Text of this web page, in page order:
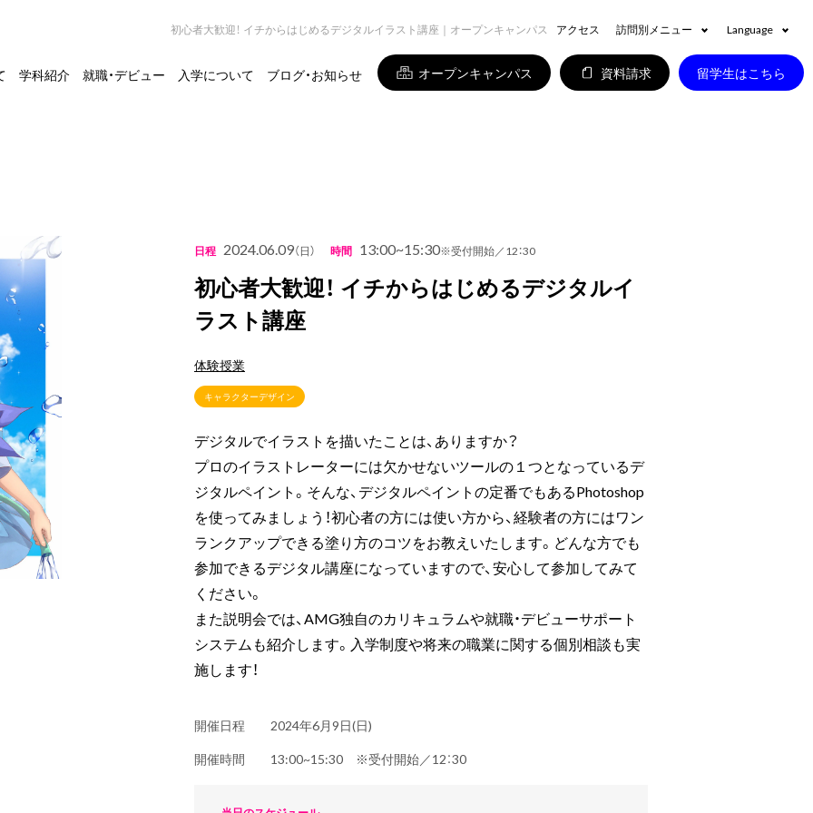
アクセス 訪問別メニュー Language
学科紹介 就職・デビュー 入学について ブログ・お知らせ オープンキャンパス 資料請求 留学生はこちら
初心者大歓迎！ イチからはじめるデジタルイラスト講座｜オープンキャンパス
日程 2024.06.09（日） 時間 13:00~15:30※受付開始／12：30
初心者大歓迎！ イチからはじめるデジタルイ
ラスト講座
体験授業
キャラクターデザイン
デジタルでイラストを描いたことは、ありますか？
プロのイラストレーターには欠かせないツールの１つとなっているデ
ジタルペイント。そんな、デジタルペイントの定番でもあるPhotoshop
を使ってみましょう！初心者の方には使い方から、経験者の方にはワン
ランクアップできる塗り方のコツをお教えいたします。どんな方でも
参加できるデジタル講座になっていますので、安心して参加してみて
ください。
また説明会では、AMG独自のカリキュラムや就職・デビューサポート
システムも紹介します。入学制度や将来の職業に関する個別相談も実
施します！
開催日程
2024年6月9日(日)
開催時間
13:00~15:30 ※受付開始／12：30